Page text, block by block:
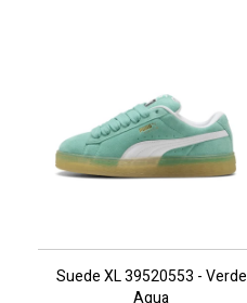
Suede XL 39520553 - Verde
Agua